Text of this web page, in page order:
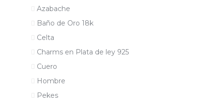
Azabache
Baño de Oro 18k
Celta
Charms en Plata de ley 925
Cuero
Hombre
Pekes